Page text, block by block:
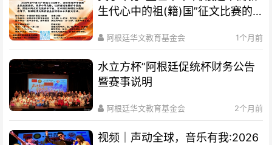
生代心中的祖(籍)国”征文比赛的
阿根廷华文教育基金会 1个月前
水立方杯”阿根廷促统杯财务公告
暨赛事说明
阿根廷华文教育基金会 2个月前
视频｜声动全球，音乐有我:2026